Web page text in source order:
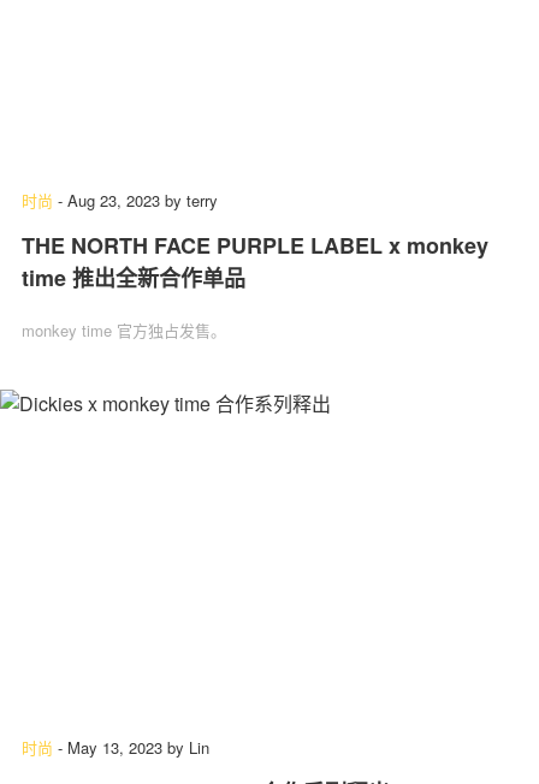
时尚 - Aug 23, 2023 by terry
THE NORTH FACE PURPLE LABEL x monkey
time 推出全新合作单品
monkey time 官方独占发售。
时尚 - May 13, 2023 by Lin